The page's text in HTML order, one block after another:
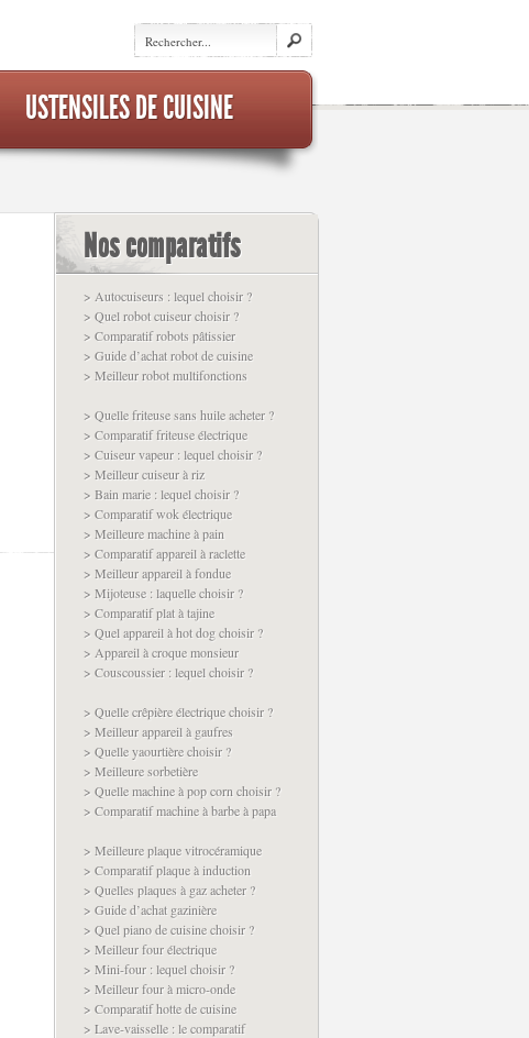
USTENSILES DE CUISINE
Nos comparatifs
> Autocuiseurs : lequel choisir ?
> Quel robot cuiseur choisir ?
> Comparatif robots pâtissier
> Guide d’achat robot de cuisine
> Meilleur robot multifonctions
> Quelle friteuse sans huile acheter ?
> Comparatif friteuse électrique
> Cuiseur vapeur : lequel choisir ?
> Meilleur cuiseur à riz
> Bain marie : lequel choisir ?
> Comparatif wok électrique
> Meilleure machine à pain
> Comparatif appareil à raclette
> Meilleur appareil à fondue
> Mijoteuse : laquelle choisir ?
> Comparatif plat à tajine
> Quel appareil à hot dog choisir ?
> Appareil à croque monsieur
> Couscoussier : lequel choisir ?
> Quelle crêpière électrique choisir ?
> Meilleur appareil à gaufres
> Quelle yaourtière choisir ?
> Meilleure sorbetière
> Quelle machine à pop corn choisir ?
> Comparatif machine à barbe à papa
> Meilleure plaque vitrocéramique
> Comparatif plaque à induction
> Quelles plaques à gaz acheter ?
> Guide d’achat gazinière
> Quel piano de cuisine choisir ?
> Meilleur four électrique
> Mini-four : lequel choisir ?
> Meilleur four à micro-onde
> Comparatif hotte de cuisine
> Lave-vaisselle : le comparatif